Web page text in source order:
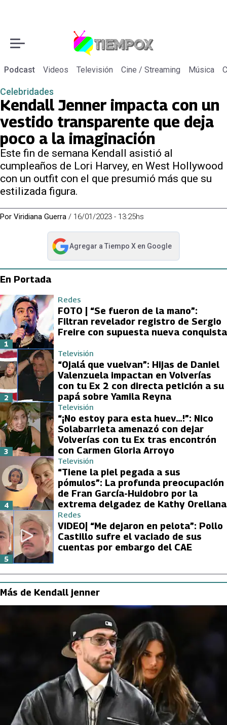
Podcast Videos Televisión Cine / Streaming Música
Celebridades
Kendall Jenner impacta con un
vestido transparente que deja
poco a la imaginación
Este fin de semana Kendall asistió al
cumpleaños de Lori Harvey, en West Hollywood
con un outfit con el que presumió más que su
estilizada figura.
Por Viridiana Guerra / 16/01/2023 - 13:25hs
Agregar a Tiempo Xen Google
abre en nueva pestaña
En Portada
Redes
FOTO | “Se fueron de la mano”:
Filtran revelador registro de Sergio
Freire con supuesta nueva conquista
1
Televisión
“Ojalá que vuelvan”: Hijas de Daniel
Valenzuela impactan en Volverías
con tu Ex 2 con directa petición a su
papá sobre Yamila Reyna
2
Televisión
“¡No estoy para esta huev…!”: Nico
Solabarrieta amenazó con dejar
Volverías con tu Ex tras encontrón
con Carmen Gloria Arroyo
3
Televisión
“Tiene la piel pegada a sus
pómulos”: La profunda preocupación
de Fran García-Huidobro por la
extrema delgadez de Kathy Orellana
4
Redes
VIDEO| “Me dejaron en pelota”: Pollo
Castillo sufre el vaciado de sus
cuentas por embargo del CAE
5
Más de Kendall jenner